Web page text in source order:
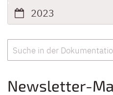
Newsletter-
2023
Suche